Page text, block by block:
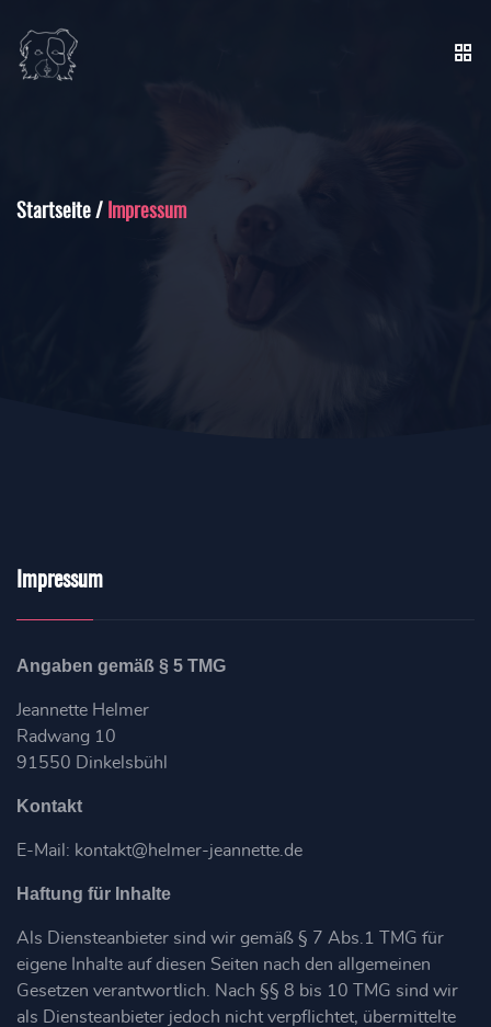
Startseite / Impressum
Impressum
Angaben gemäß § 5 TMG
Jeannette Helmer
Radwang 10
91550 Dinkelsbühl
Kontakt
E-Mail: kontakt@helmer-jeannette.de
Haftung für Inhalte
Als Diensteanbieter sind wir gemäß § 7 Abs.1 TMG für
eigene Inhalte auf diesen Seiten nach den allgemeinen
Gesetzen verantwortlich. Nach §§ 8 bis 10 TMG sind wir
als Diensteanbieter jedoch nicht verpflichtet, übermittelte